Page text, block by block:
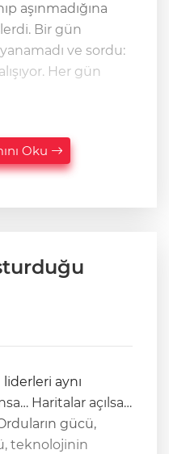
aşınmadığına
gün
ve sordu:
Her gün
Oku
aynı
Haritalar açılsa…
gücü,
teknolojinin